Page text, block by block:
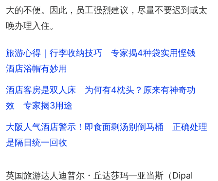
大的不便。因此，员工强烈建议，尽量不要迟到或太
晚办理入住。
旅游心得｜行李收纳技巧 专家揭4种袋实用悭钱
酒店浴帽有妙用
酒店客房是双人床 为何有4枕头？原来有神奇功
效 专家揭3用途
大阪人气酒店警示！即食面剩汤别倒马桶 正确处理
是隔日统一回收
英国旅游达人迪普尔・丘达莎玛—亚当斯（Dipal